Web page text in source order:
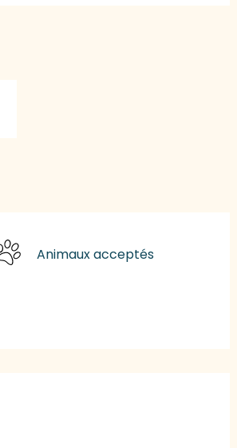
Animaux acceptés